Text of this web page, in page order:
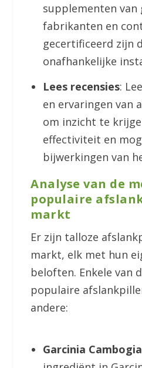
supplementen van
fabrikanten en
gecertificeerd zijn
onafhankelijke
Lees recensies:
en ervaringen van
om inzicht te
effectiviteit en
bijwerkingen van
Analyse van de
populaire
markt
Er zijn talloze
markt, elk met hun
beloften. Enkele van
populaire
andere:
Garcinia Cambogia